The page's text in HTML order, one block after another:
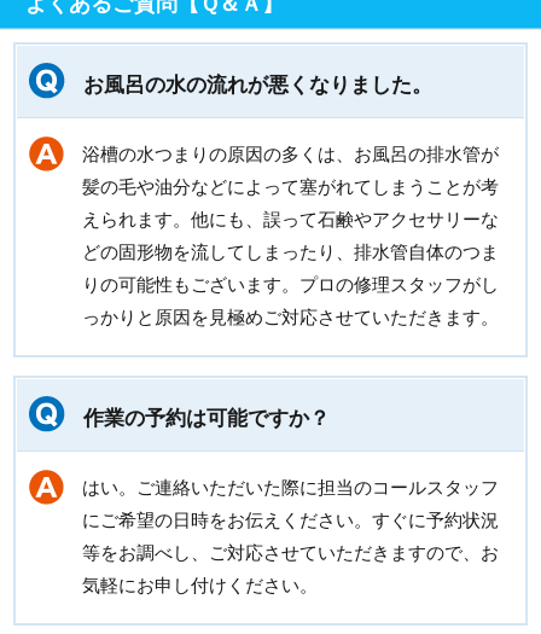
お風呂の水の流れが悪くなりました。
浴槽の水つまりの原因の多くは、お風呂の排水管が
髪の毛や油分などによって塞がれてしまうことが考
えられます。他にも、誤って石鹸やアクセサリーな
どの固形物を流してしまったり、排水管自体のつま
りの可能性もございます。プロの修理スタッフがし
っかりと原因を見極めご対応させていただきます。
作業の予約は可能ですか？
はい。ご連絡いただいた際に担当のコールスタッフ
にご希望の日時をお伝えください。すぐに予約状況
等をお調べし、ご対応させていただきますので、お
気軽にお申し付けください。